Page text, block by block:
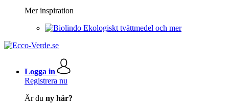
Mer inspiration
Ekologiskt tvättmedel och mer
Logga in
Registrera nu
Är du ny här?